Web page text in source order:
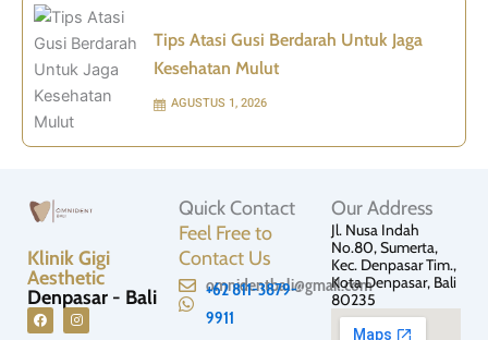
Tips Atasi Gusi Berdarah Untuk Jaga
Kesehatan Mulut
AGUSTUS 1, 2026
Klinik Gigi
Aesthetic
Denpasar - Bali
Quick Contact
Feel Free to
Contact Us
omnidentbali@gmail.com
+62 811-3879-
9911
Our Address
Jl. Nusa Indah
No.80, Sumerta,
Kec. Denpasar Tim.,
Kota Denpasar, Bali
80235